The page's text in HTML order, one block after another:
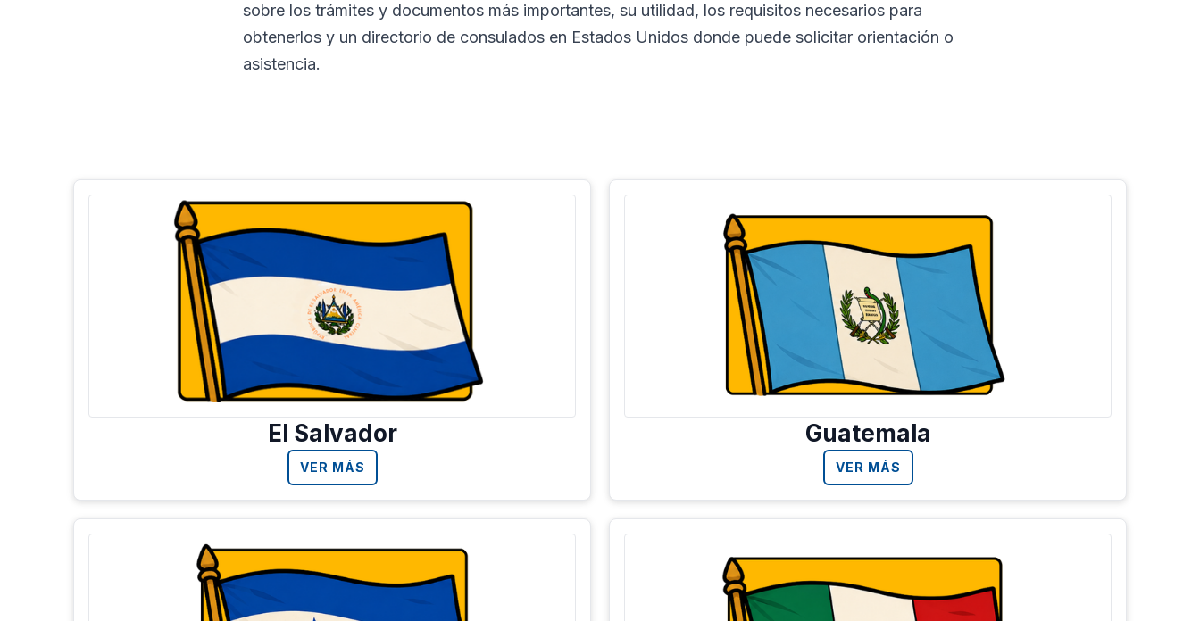
sobre los trámites y documentos más importantes, su utilidad, los requisitos necesarios para
obtenerlos y un directorio de consulados en Estados Unidos donde puede solicitar orientación o
asistencia.
El Salvador
VER MÁS
Guatemala
VER MÁS